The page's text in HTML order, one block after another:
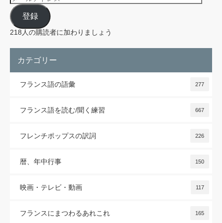
ー
ル
ア
ド
レ
登録
218人の購読者に加わりましょう
カテゴリー
フランス語の語彙 277
フランス語を読む/聞く練習 667
フレンチポップスの訳詞 226
暦、年中行事 150
映画・テレビ・動画 117
フランスにまつわるあれこれ 165